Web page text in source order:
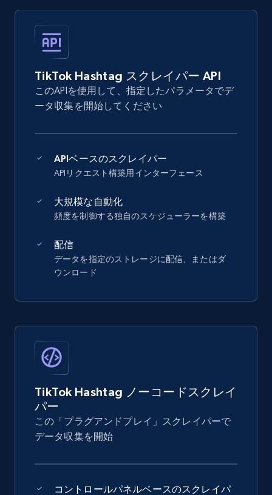
TikTok Hashtag スクレイパー API
このAPIを使用して、指定したパラメータでデ
ータ収集を開始してください
APIベースのスクレイパー
APIリクエスト構築用インターフェース
大規模な自動化
頻度を制御する独自のスケジューラーを構築
配信
データを指定のストレージに配信、またはダ
ウンロード
TikTok Hashtag ノーコードスクレイ
パー
この「プラグアンドプレイ」スクレイパーで
データ収集を開始
コントロールパネルベースのスクレイパ